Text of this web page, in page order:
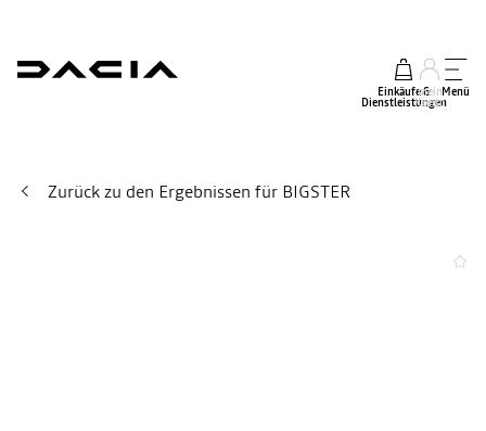
Einkäufe &
Dienstleistungen
mein
Konto
Menü
Zurück zu den Ergebnissen für BIGSTER